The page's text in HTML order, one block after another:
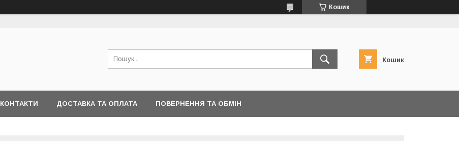
Кошик
Кошик
КОНТАКТИ ДОСТАВКА ТА ОПЛАТА ПОВЕРНЕННЯ ТА ОБМІН